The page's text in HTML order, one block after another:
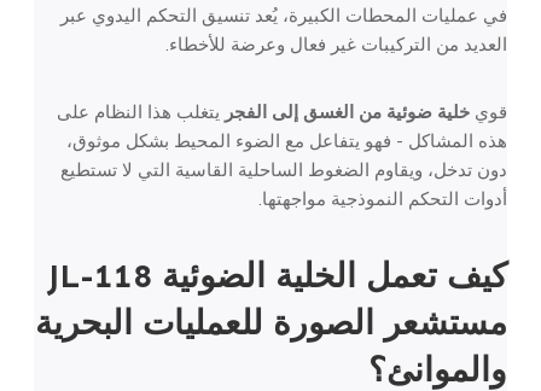
في عمليات المحطات الكبيرة، يُعد تنسيق التحكم اليدوي عبر
العديد من التركيبات غير فعال وعرضة للأخطاء.
قوي خلية ضوئية من الغسق إلى الفجر يتغلب هذا النظام على
هذه المشاكل - فهو يتفاعل مع الضوء المحيط بشكل موثوق،
دون تدخل، ويقاوم الضغوط الساحلية القاسية التي لا تستطيع
أدوات التحكم النموذجية مواجهتها.
كيف تعمل الخلية الضوئية JL-118
مستشعر الصورة للعمليات البحرية
والموانئ؟